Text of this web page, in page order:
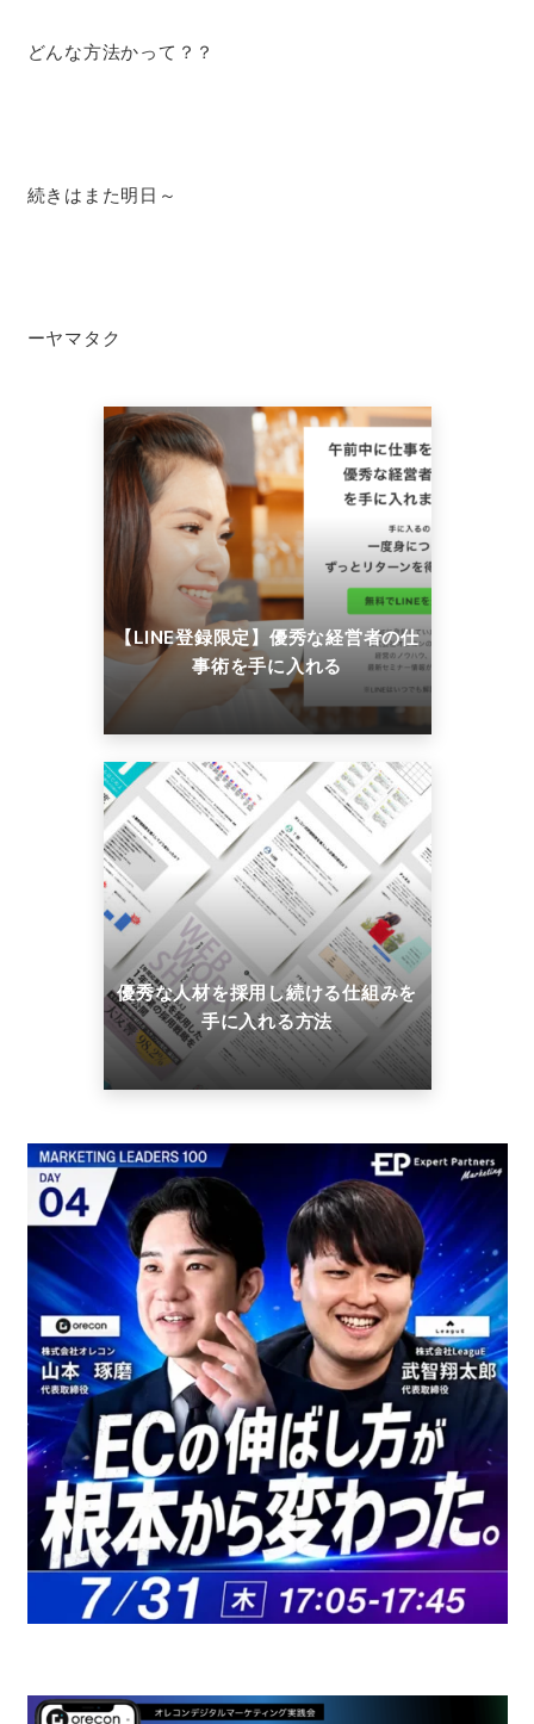
どんな方法かって？？
続きはまた明日～
ーヤマタク
【LINE登録限定】優秀な経営者の仕
事術を手に入れる
優秀な人材を採用し続ける仕組みを
手に入れる方法